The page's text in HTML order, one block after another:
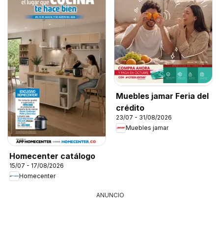
Homecenter catálogo
15/07 - 17/08/2026
Homecenter
Muebles jamar Feria del
crédito
23/07 - 31/08/2026
Muebles jamar
ANUNCIO